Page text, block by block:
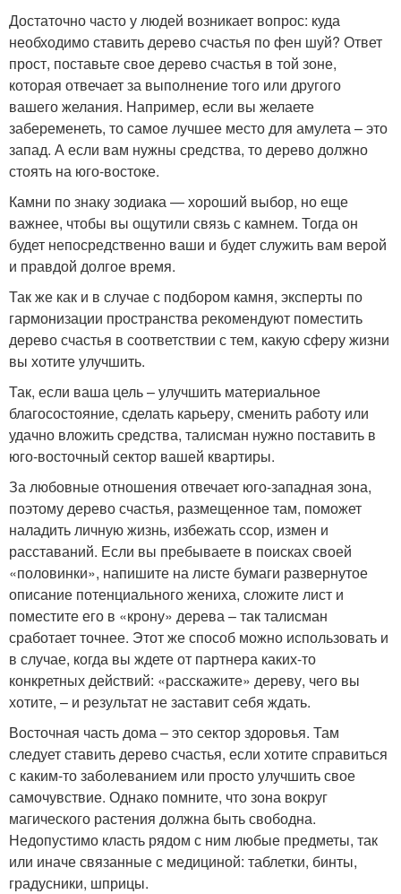
Достаточно часто у людей возникает вопрос: куда
необходимо ставить дерево счастья по фен шуй? Ответ
прост, поставьте свое дерево счастья в той зоне,
которая отвечает за выполнение того или другого
вашего желания. Например, если вы желаете
забеременеть, то самое лучшее место для амулета – это
запад. А если вам нужны средства, то дерево должно
стоять на юго-востоке.
Камни по знаку зодиака — хороший выбор, но еще
важнее, чтобы вы ощутили связь с камнем. Тогда он
будет непосредственно ваши и будет служить вам верой
и правдой долгое время.
Так же как и в случае с подбором камня, эксперты по
гармонизации пространства рекомендуют поместить
дерево счастья в соответствии с тем, какую сферу жизни
вы хотите улучшить.
Так, если ваша цель – улучшить материальное
благосостояние, сделать карьеру, сменить работу или
удачно вложить средства, талисман нужно поставить в
юго-восточный сектор вашей квартиры.
За любовные отношения отвечает юго-западная зона,
поэтому дерево счастья, размещенное там, поможет
наладить личную жизнь, избежать ссор, измен и
расставаний. Если вы пребываете в поисках своей
«половинки», напишите на листе бумаги развернутое
описание потенциального жениха, сложите лист и
поместите его в «крону» дерева – так талисман
сработает точнее. Этот же способ можно использовать и
в случае, когда вы ждете от партнера каких-то
конкретных действий: «расскажите» дереву, чего вы
хотите, – и результат не заставит себя ждать.
Восточная часть дома – это сектор здоровья. Там
следует ставить дерево счастья, если хотите справиться
с каким-то заболеванием или просто улучшить свое
самочувствие. Однако помните, что зона вокруг
магического растения должна быть свободна.
Недопустимо класть рядом с ним любые предметы, так
или иначе связанные с медициной: таблетки, бинты,
градусники, шприцы.